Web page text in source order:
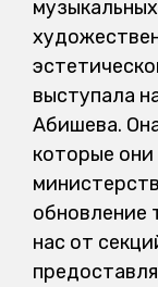
выступала
Абишева.
которые
обновление
нас от